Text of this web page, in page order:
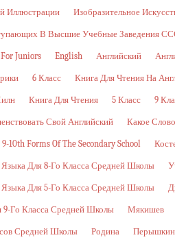
Иллюстрации Изобразительное
В Высшие Учебные Заведения
Juniors English Английский
6 Класс Книга Для Чтения На
Книга Для Чтения 5 Класс 9
Свой Английский Какое
10th Forms Of The Secondary School
Языка Для 8-Го Класса Средней Школы
Языка Для 5-Го Класса Средней Школы
9-Го Класса Средней Школы Мякишев
Средней Школы Родина Перышкин